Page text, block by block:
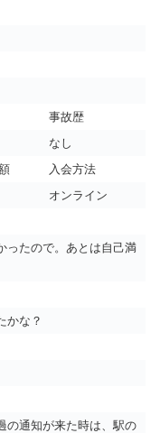
事故歴
なし
入会方法
オンライン
ったので。あとは自己満
かな？
の通知が来た時は、駅の